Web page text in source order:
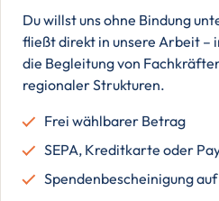
Du willst uns ohne Bindung
fließt direkt in unsere Arbeit –
die Begleitung von
regionaler Strukturen.
Frei wählbarer Betrag
SEPA, Kreditkarte oder
Spendenbescheinigung auf